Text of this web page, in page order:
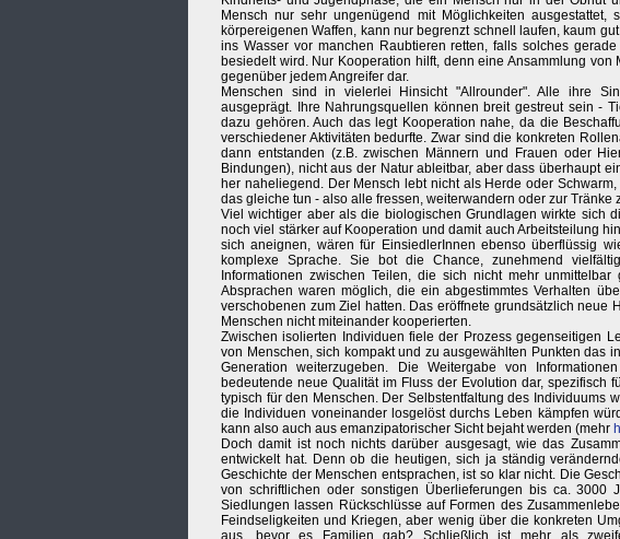
Mensch nur sehr ungenügend mit Möglichkeiten
körpereigenen Waffen, kann nur begrenzt schnell laufen, kaum
ins Wasser vor manchen Raubtieren retten, falls solches
besiedelt wird. Nur Kooperation hilft, denn eine Ansammlung
gegenüber jedem Angreifer dar.
Menschen sind in vielerlei Hinsicht "Allrounder". Alle ihre
ausgeprägt. Ihre Nahrungsquellen können breit gestreut sein -
dazu gehören. Auch das legt Kooperation nahe, da die
verschiedener Aktivitäten bedurfte. Zwar sind die konkreten
dann entstanden (z.B. zwischen Männern und Frauen oder
Bindungen), nicht aus der Natur ableitbar, aber dass überhaupt
her naheliegend. Der Mensch lebt nicht als Herde oder
das gleiche tun - also alle fressen, weiterwandern oder zur Tränke
Viel wichtiger aber als die biologischen Grundlagen wirkte sich
noch viel stärker auf Kooperation und damit auch Arbeitsteilung
sich aneignen, wären für EinsiedlerInnen ebenso überflüssig
komplexe Sprache. Sie bot die Chance, zunehmend
Informationen zwischen Teilen, die sich nicht mehr
Absprachen waren möglich, die ein abgestimmtes Verhalten
verschobenen zum Ziel hatten. Das eröffnete grundsätzlich
Menschen nicht miteinander kooperierten.
Zwischen isolierten Individuen fiele der Prozess gegenseitigen
von Menschen, sich kompakt und zu ausgewählten Punkten das
Generation weiterzugeben. Die Weitergabe von
bedeutende neue Qualität im Fluss der Evolution dar, spezifisch
typisch für den Menschen. Der Selbstentfaltung des Individuums
die Individuen voneinander losgelöst durchs Leben kämpfen
kann also auch aus emanzipatorischer Sicht bejaht werden (mehr
Doch damit ist noch nichts darüber ausgesagt, wie das
entwickelt hat. Denn ob die heutigen, sich ja ständig
Geschichte der Menschen entsprachen, ist so klar nicht. Die
von schriftlichen oder sonstigen Überlieferungen bis ca. 3000
Siedlungen lassen Rückschlüsse auf Formen des
Feindseligkeiten und Kriegen, aber wenig über die konkreten